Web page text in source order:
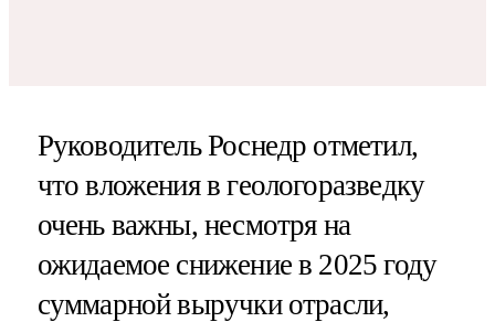
Руководитель Роснедр отметил,
что вложения в геологоразведку
очень важны, несмотря на
ожидаемое снижение в 2025 году
суммарной выручки отрасли,